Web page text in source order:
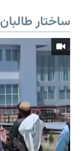
ساختار طالبان